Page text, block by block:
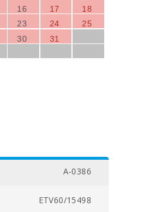
16 17
18
23 24
25
30 31
A-0386
ETV60/15498